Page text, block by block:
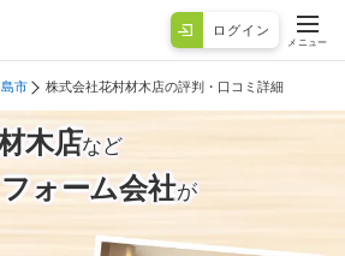
ログイン
メニュー
市 株式会社花村材木店の評判・口コミ詳細
木店など
ォーム会社が